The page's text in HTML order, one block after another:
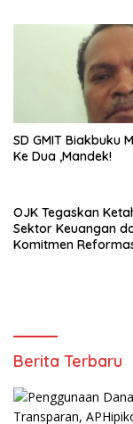
SD GMIT Biakbuku
Ke Dua ,Mandek!
OJK Tegaskan
Sektor Keuangan
Komitmen
Berita Terbaru